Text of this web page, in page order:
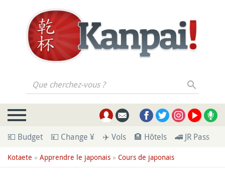
Que cherchez-vous ?
💶 Budget 💴 Change ¥ ✈️ Vols 🏨 Hôtels 🚄 JR Pass
Kotaete » Apprendre le japonais » Cours de japonais